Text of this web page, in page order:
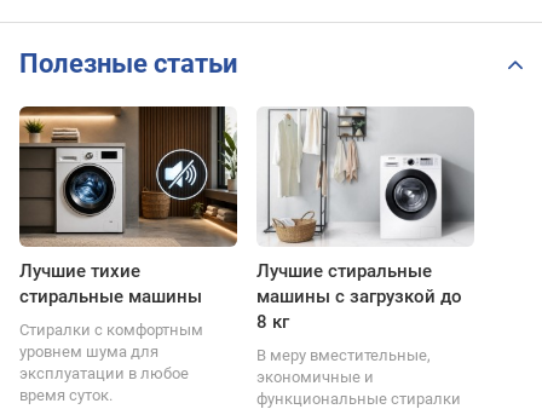
Полезные статьи
Лучшие тихие
стиральные машины
Стиралки с комфортным
уровнем шума для
эксплуатации в любое
время суток.
Лучшие стиральные
машины с загрузкой до
8 кг
В меру вместительные,
экономичные и
функциональные стиралки